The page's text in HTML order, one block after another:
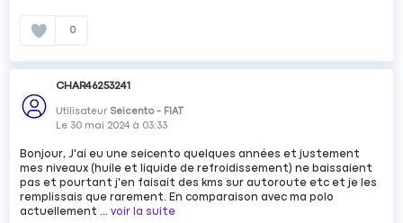
0
CHAR46253241
Utilisateur Seicento - FIAT
Le 30 mai 2024 à 03:33
Bonjour, J'ai eu une seicento quelques années et justement
mes niveaux (huile et liquide de refroidissement) ne baissaient
pas et pourtant j'en faisait des kms sur autoroute etc et je les
remplissais que rarement. En comparaison avec ma polo
actuellement ...voir la suite